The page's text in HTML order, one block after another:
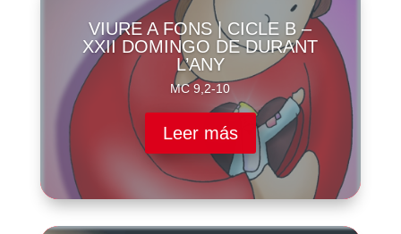
VIURE A FONS | CICLE B –
XXII DOMINGO DE DURANT
L’ANY
MC 9,2-10
Leer más